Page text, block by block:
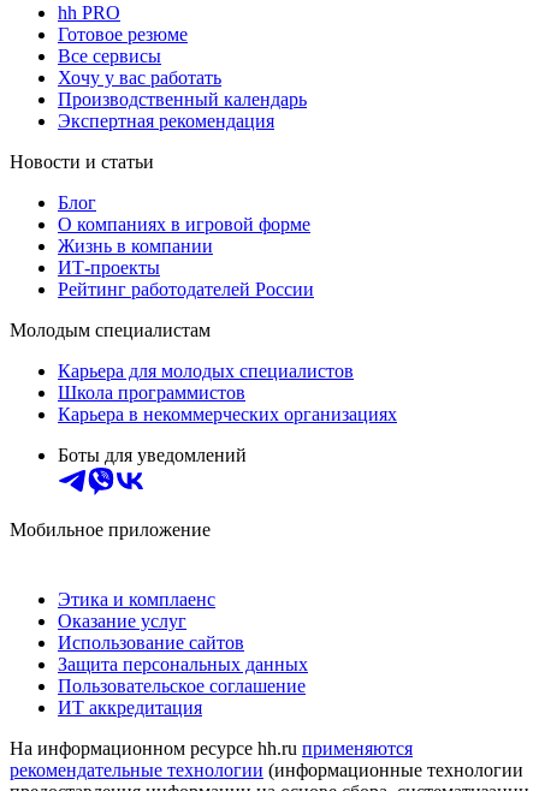
hh PRO
Готовое резюме
Все сервисы
Хочу у вас работать
Производственный календарь
Экспертная рекомендация
Новости и статьи
Блог
О компаниях в игровой форме
Жизнь в компании
ИТ-проекты
Рейтинг работодателей России
Молодым специалистам
Карьера для молодых специалистов
Школа программистов
Карьера в некоммерческих организациях
Боты для уведомлений
Мобильное приложение
Этика и комплаенс
Оказание услуг
Использование сайтов
Защита персональных данных
Пользовательское соглашение
ИТ аккредитация
На информационном ресурсе hh.ru применяются
рекомендательные технологии (информационные технологии